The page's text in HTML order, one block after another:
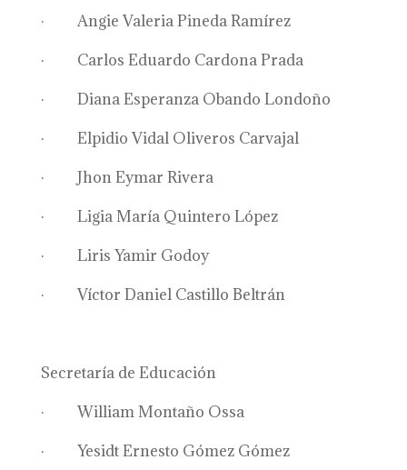
· Angie Valeria Pineda Ramírez
· Carlos Eduardo Cardona Prada
· Diana Esperanza Obando Londoño
· Elpidio Vidal Oliveros Carvajal
· Jhon Eymar Rivera
· Ligia María Quintero López
· Liris Yamir Godoy
· Víctor Daniel Castillo Beltrán
Secretaría de Educación
· William Montaño Ossa
· Yesidt Ernesto Gómez Gómez